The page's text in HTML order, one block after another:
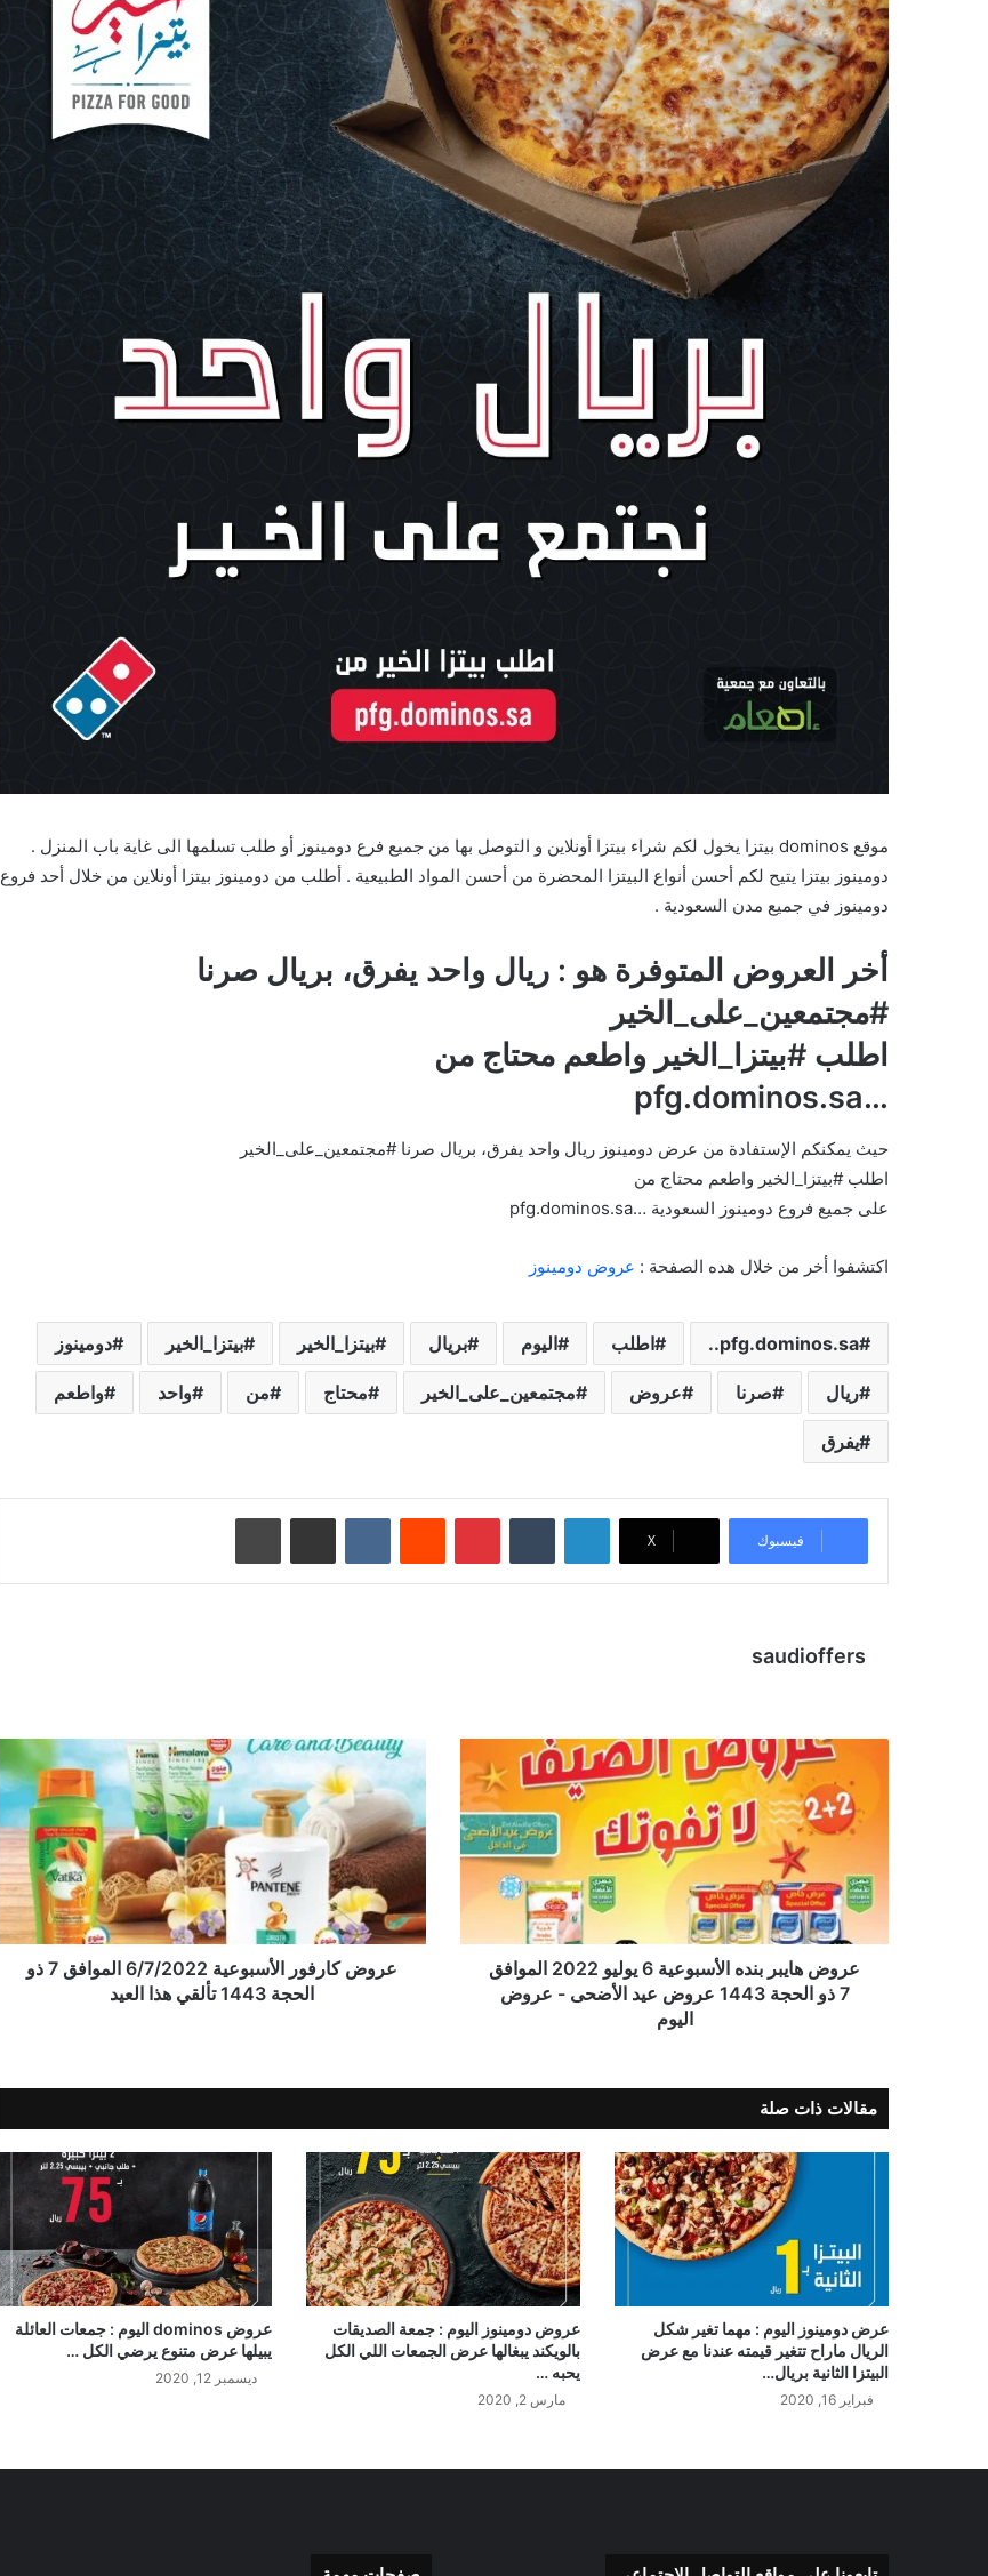
موقع dominos بيتزا يخول لكم شراء بيتزا أونلاين و التوصل بها من جميع فرع دومينوز أو طلب تسلمها الى غاية باب المنزل .
دومينوز بيتزا يتيح لكم أحسن أنواع البيتزا المحضرة من أحسن المواد الطبيعية . أطلب من دومينوز بيتزا أونلاين من خلال أحد فروع
دومينوز في جميع مدن السعودية .
أخر العروض المتوفرة هو : ريال واحد يفرق، بريال صرنا
#مجتمعين_على_الخير
اطلب ⁧#بيتزا_الخير⁩ واطعم محتاج من
حيث يمكنكم الإستفادة من عرض دومينوز ريال واحد يفرق، بريال صرنا #مجتمعين_على_الخير
اطلب ⁧#بيتزا_الخير⁩ واطعم محتاج من
اكتشفوا أخر من خلال هده الصفحة : عروض دومينوز
pfg.dominos.sa.. اطلب اليوم بريال بيتزا_الخير بيتزا_الخير⁩ دومينوز
ريال صرنا عروض مجتمعين_على_الخير محتاج من واحد واطعم
يفرق
فيسبوك X
لينكدإن بينتيريست
saudioffers
عروض هايبر بنده الأسبوعية 6 يوليو 2022 الموافق
7 ذو الحجة 1443 عروض عيد الأضحى - عروض
اليوم
عروض كارفور الأسبوعية 6/7/2022 الموافق 7 ذو
الحجة 1443 تألقي هذا العيد
مقالات ذات صلة
عرض دومينوز اليوم : مهما تغير شكل
الريال ماراح تتغير قيمته عندنا مع عرض
البيتزا الثانية بريال…
فبراير 16, 2020
عروض دومينوز اليوم : جمعة الصديقات
بالويكند يبغالها عرض الجمعات اللي الكل
يحبه …
مارس 2, 2020
عروض dominos اليوم : جمعات العائلة
يبيلها عرض متنوع يرضي الكل …
ديسمبر 12, 2020